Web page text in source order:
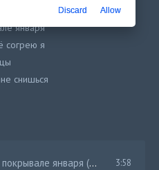
января
согрею я
снишься
января (Sonets DJS Remix) 3:58
Discard Allow